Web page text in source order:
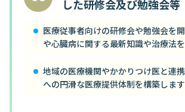
した研修会及び勉強会等
医療従事者向けの研修会や勉強会を開
や心臓病に関する最新知識や治療法を
地域の医療機関やかかりつけ医と連携
への円滑な医療提供体制を構築します